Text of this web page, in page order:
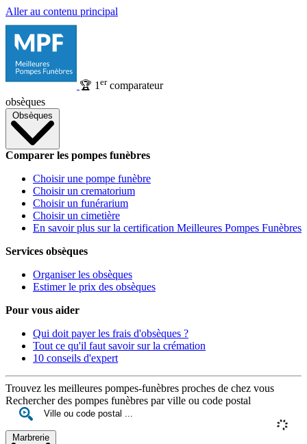
Aller au contenu principal
🏆 1 ercomparateur
obsèques
Obsèques
Comparer les pompes funèbres
Choisir une pompe funèbre
Choisir un crematorium
Choisir un funérarium
Choisir un cimetière
En savoir plus sur la certification Meilleures Pompes Funèbres
Services obsèques
Organiser les obsèques
Estimer le prix des obsèques
Pour vous aider
Qui doit payer les frais d'obsèques ?
Tout ce qu'il faut savoir sur la crémation
10 conseils d'expert
Trouvez les meilleures pompes-funèbres proches de chez vous
Rechercher des pompes funèbres par ville ou code postal
Marbrerie